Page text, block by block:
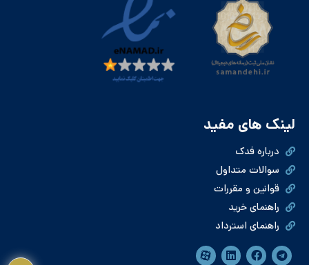
لینک های مفید
درباره فدک
سوالات متداول
قوانین و مقررات
راهنمای خرید
راهنمای استرداد